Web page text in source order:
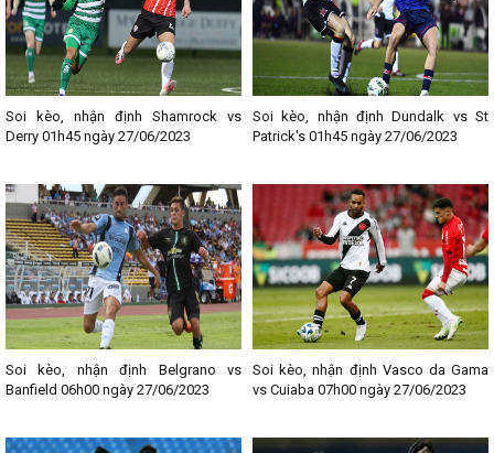
Soi kèo, nhận định Shamrock vs
Derry 01h45 ngày 27/06/2023
Soi kèo, nhận định Dundalk vs St
Patrick's 01h45 ngày 27/06/2023
Soi kèo, nhận định Belgrano vs
Banfield 06h00 ngày 27/06/2023
Soi kèo, nhận định Vasco da Gama
vs Cuiaba 07h00 ngày 27/06/2023